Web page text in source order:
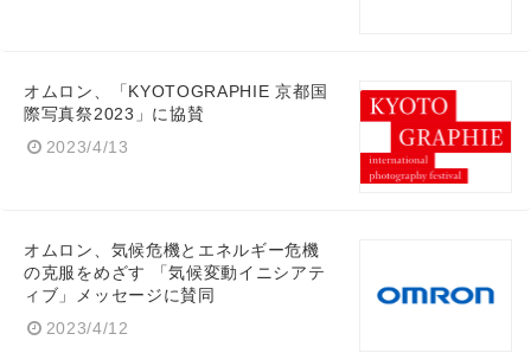
オムロン、「KYOTOGRAPHIE 京都国
際写真祭2023」に協賛
2023/4/13
オムロン、気候危機とエネルギー危機
の克服をめざす 「気候変動イニシアテ
ィブ」メッセージに賛同
2023/4/12